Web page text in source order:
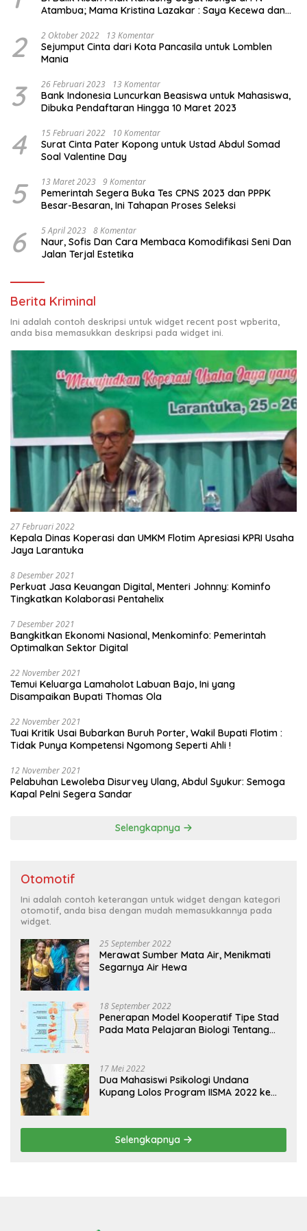
Atambua; Mama Kristina Lazakar : Saya Kecewa dan
2 2 Oktober 2022 13 Komentar
Sejumput Cinta dari Kota Pancasila untuk Lomblen
Mania
3 26 Februari 2023 13 Komentar
Bank Indonesia Luncurkan Beasiswa untuk Mahasiswa,
Dibuka Pendaftaran Hingga 10 Maret 2023
4 15 Februari 2022 10 Komentar
Surat Cinta Pater Kopong untuk Ustad Abdul Somad
Soal Valentine Day
5 13 Maret 2023 9 Komentar
Pemerintah Segera Buka Tes CPNS 2023 dan PPPK
Besar-Besaran, Ini Tahapan Proses Seleksi
6 5 April 2023 8 Komentar
Naur, Sofis Dan Cara Membaca Komodifikasi Seni Dan
Jalan Terjal Estetika
Berita Kriminal
Ini adalah contoh deskripsi untuk widget recent post wpberita,
anda bisa memasukkan deskripsi pada widget ini.
27 Februari 2022
Kepala Dinas Koperasi dan UMKM Flotim Apresiasi KPRI Usaha
Jaya Larantuka
8 Desember 2021
Perkuat Jasa Keuangan Digital, Menteri Johnny: Kominfo
Tingkatkan Kolaborasi Pentahelix
7 Desember 2021
Bangkitkan Ekonomi Nasional, Menkominfo: Pemerintah
Optimalkan Sektor Digital
22 November 2021
Temui Keluarga Lamaholot Labuan Bajo, Ini yang
Disampaikan Bupati Thomas Ola
22 November 2021
Tuai Kritik Usai Bubarkan Buruh Porter, Wakil Bupati Flotim :
Tidak Punya Kompetensi Ngomong Seperti Ahli !
12 November 2021
Pelabuhan Lewoleba Disurvey Ulang, Abdul Syukur: Semoga
Kapal Pelni Segera Sandar
Selengkapnya
Otomotif
Ini adalah contoh keterangan untuk widget dengan kategori
otomotif, anda bisa dengan mudah memasukkannya pada
widget.
25 September 2022
Merawat Sumber Mata Air, Menikmati
Segarnya Air Hewa
18 September 2022
Penerapan Model Kooperatif Tipe Stad
Pada Mata Pelajaran Biologi Tentang
17 Mei 2022
Dua Mahasiswi Psikologi Undana
Kupang Lolos Program IISMA 2022 ke
Selengkapnya